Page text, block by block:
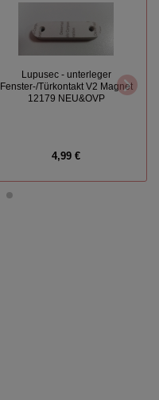
Lupusec - unterleger
Fenster-/Türkontakt V2 Magnet
12179 NEU&OVP
4,99 €